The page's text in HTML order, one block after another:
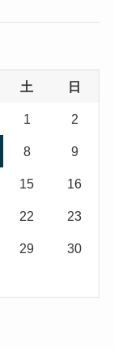
土 日
1 2
8 9
15 16
22 23
29 30